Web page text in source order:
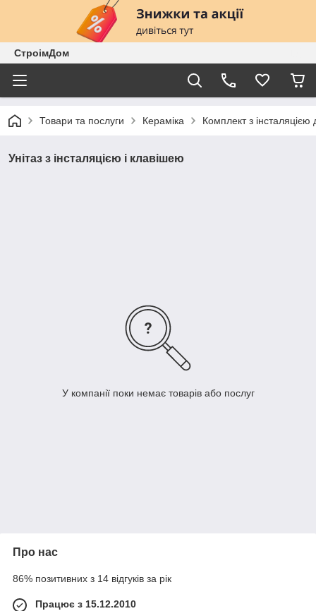
СтроімДом
Товари та послуги Кераміка Комплект з інсталяцією
Унітаз з інсталяцією і клавішею
У компанії поки немає товарів або послуг
Про нас
86% позитивних з 14 відгуків за рік
Працює з 15.12.2010